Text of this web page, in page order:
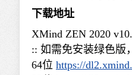
下载地址
XMind ZEN 2020
:: 如需免安装绿色版
64位 https://